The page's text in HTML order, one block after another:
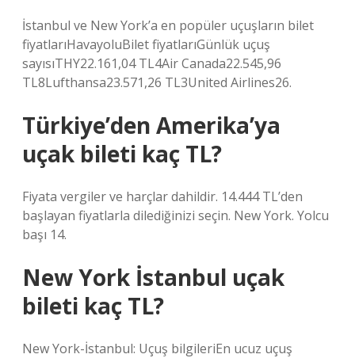
İstanbul ve New York’a en popüler uçuşların bilet
fiyatlarıHavayoluBilet fiyatlarıGünlük uçuş
sayısıTHY22.161,04 TL4Air Canada22.545,96
TL8Lufthansa23.571,26 TL3United Airlines26.
Türkiye’den Amerika’ya
uçak bileti kaç TL?
Fiyata vergiler ve harçlar dahildir. 14.444 TL’den
başlayan fiyatlarla dilediğinizi seçin. New York. Yolcu
başı 14.
New York İstanbul uçak
bileti kaç TL?
New York-İstanbul: Uçuş bilgileriEn ucuz uçuş